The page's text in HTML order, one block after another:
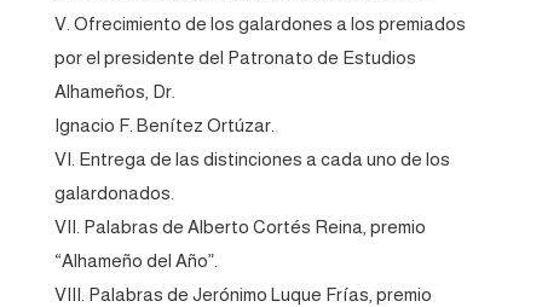
V. Ofrecimiento de los galardones a los premiados
por el presidente del Patronato de Estudios
Alhameños, Dr.
Ignacio F. Benítez Ortúzar.
VI. Entrega de las distinciones a cada uno de los
galardonados.
VII. Palabras de Alberto Cortés Reina, premio
“Alhameño del Año”.
VIII. Palabras de Jerónimo Luque Frías, premio